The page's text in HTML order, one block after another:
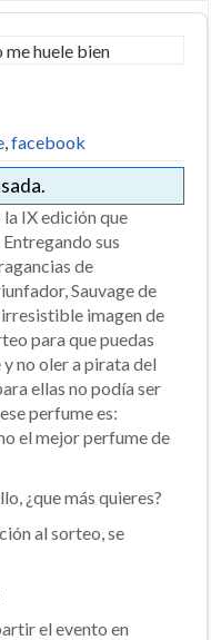
,facebook
IX edición que
sus
de
Sauvage de
imagen de
para que puedas
no oler a pirata del
ellas no podía ser
perfume es:
el mejor perfume de
¿que más quieres?
al sorteo, se
el evento en